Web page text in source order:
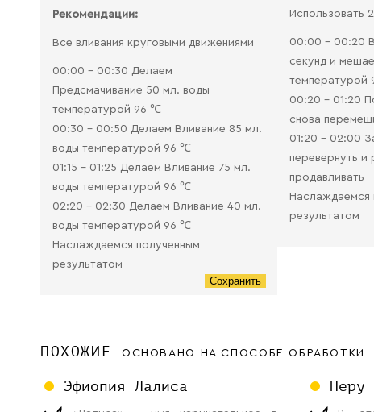
Рекомендации:
Все вливания круговыми движениями
00:00 - 00:30 Делаем
Предсмачивание 50 мл. воды
температурой 96 ℃
00:30 - 00:50 Делаем Вливание 85 мл.
воды температурой 96 ℃
01:15 - 01:25 Делаем Вливание 75 мл.
воды температурой 96 ℃
02:20 - 02:30 Делаем Вливание 40 мл.
воды температурой 96 ℃
Наслаждаемся полученным
результатом
Сохранить
Использовать
00:00 - 00:20
секунд и
температурой
00:20 - 01:20
снова
01:20 - 02:00
перевернуть и
продавливать
Наслаждаемся
результатом
ПОХОЖИЕ ОСНОВАНО НА СПОСОБЕ ОБРАБОТКИ
Эфиопия Лалиса Перу